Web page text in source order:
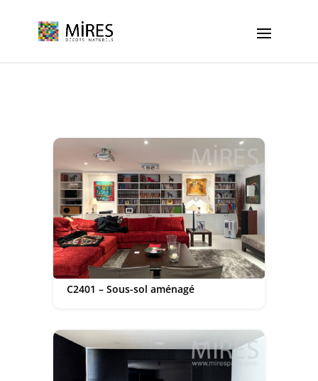
C2401 – Sous-sol aménagé